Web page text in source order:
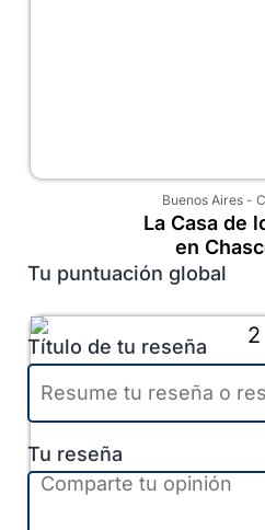
Buenos Aires-
La Casa de
en
Tu puntuación global
Título de tu reseña
Tu reseña